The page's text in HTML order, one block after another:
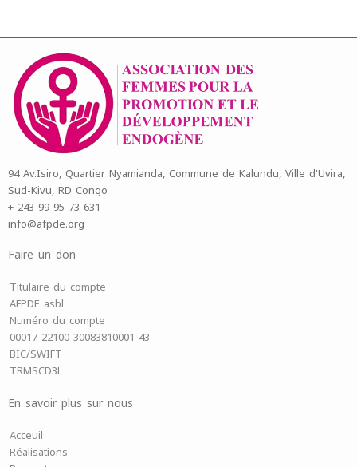
94 Av.Isiro, Quartier Nyamianda, Commune de Kalundu, Ville d'Uvira,
Sud-Kivu, RD Congo
+ 243 99 95 73 631
info@afpde.org
Faire un don
Titulaire du compte
AFPDE asbl
Numéro du compte
00017-22100-30083810001-43
BIC/SWIFT
TRMSCD3L
En savoir plus sur nous
Acceuil
Réalisations